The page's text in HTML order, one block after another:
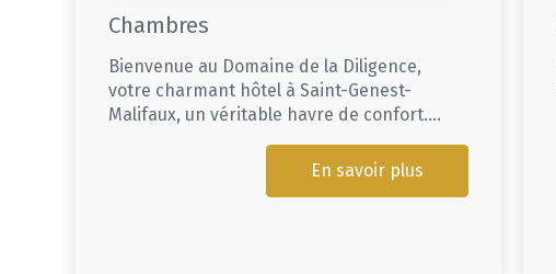
Chambres
Bienvenue au Domaine de la Diligence,
votre charmant hôtel à Saint-Genest-
Malifaux, un véritable havre de confort....
En savoir plus